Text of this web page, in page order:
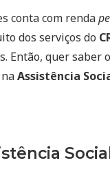
conta com renda
dos serviços do
Então, quer saber
Assistência